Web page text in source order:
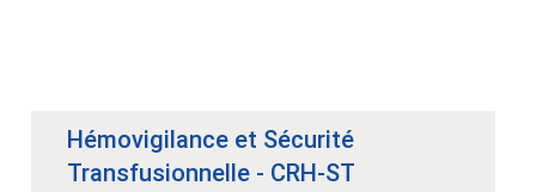
Hémovigilance et Sécurité
Transfusionnelle - CRH-ST